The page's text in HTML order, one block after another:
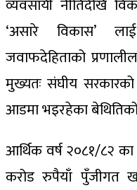
व्यवसायी नीतिदेखि
‘असारे विकास’
जवाफदेहिताको
मुख्यतः संघीय
आडमा भइरहेका
आर्थिक वर्ष २०८१/८२
करोड रुपैयाँ पुँजीगत